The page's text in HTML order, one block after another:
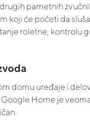
pametnih
koji će početi da
roletne, kontrolu
domu uređaje i
Home je